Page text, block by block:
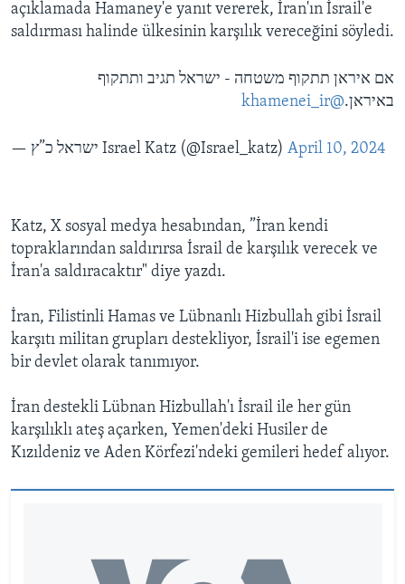
açıklamada Hamaney'e yanıt vererek, İran'ın İsrail'e
saldırması halinde ülkesinin karşılık vereceğini söyledi.
אם איראן תתקוף משטחה - ישראל תגיב ותתקוף
באיראן.@khamenei_ir
— ישראל כ”ץ Israel Katz (@Israel_katz) April 10, 2024
Katz, X sosyal medya hesabından, ”İran kendi
topraklarından saldırırsa İsrail de karşılık verecek ve
İran'a saldıracaktır" diye yazdı.
İran, Filistinli Hamas ve Lübnanlı Hizbullah gibi İsrail
karşıtı militan grupları destekliyor, İsrail'i ise egemen
bir devlet olarak tanımıyor.
İran destekli Lübnan Hizbullah'ı İsrail ile her gün
karşılıklı ateş açarken, Yemen'deki Husiler de
Kızıldeniz ve Aden Körfezi'ndeki gemileri hedef alıyor.